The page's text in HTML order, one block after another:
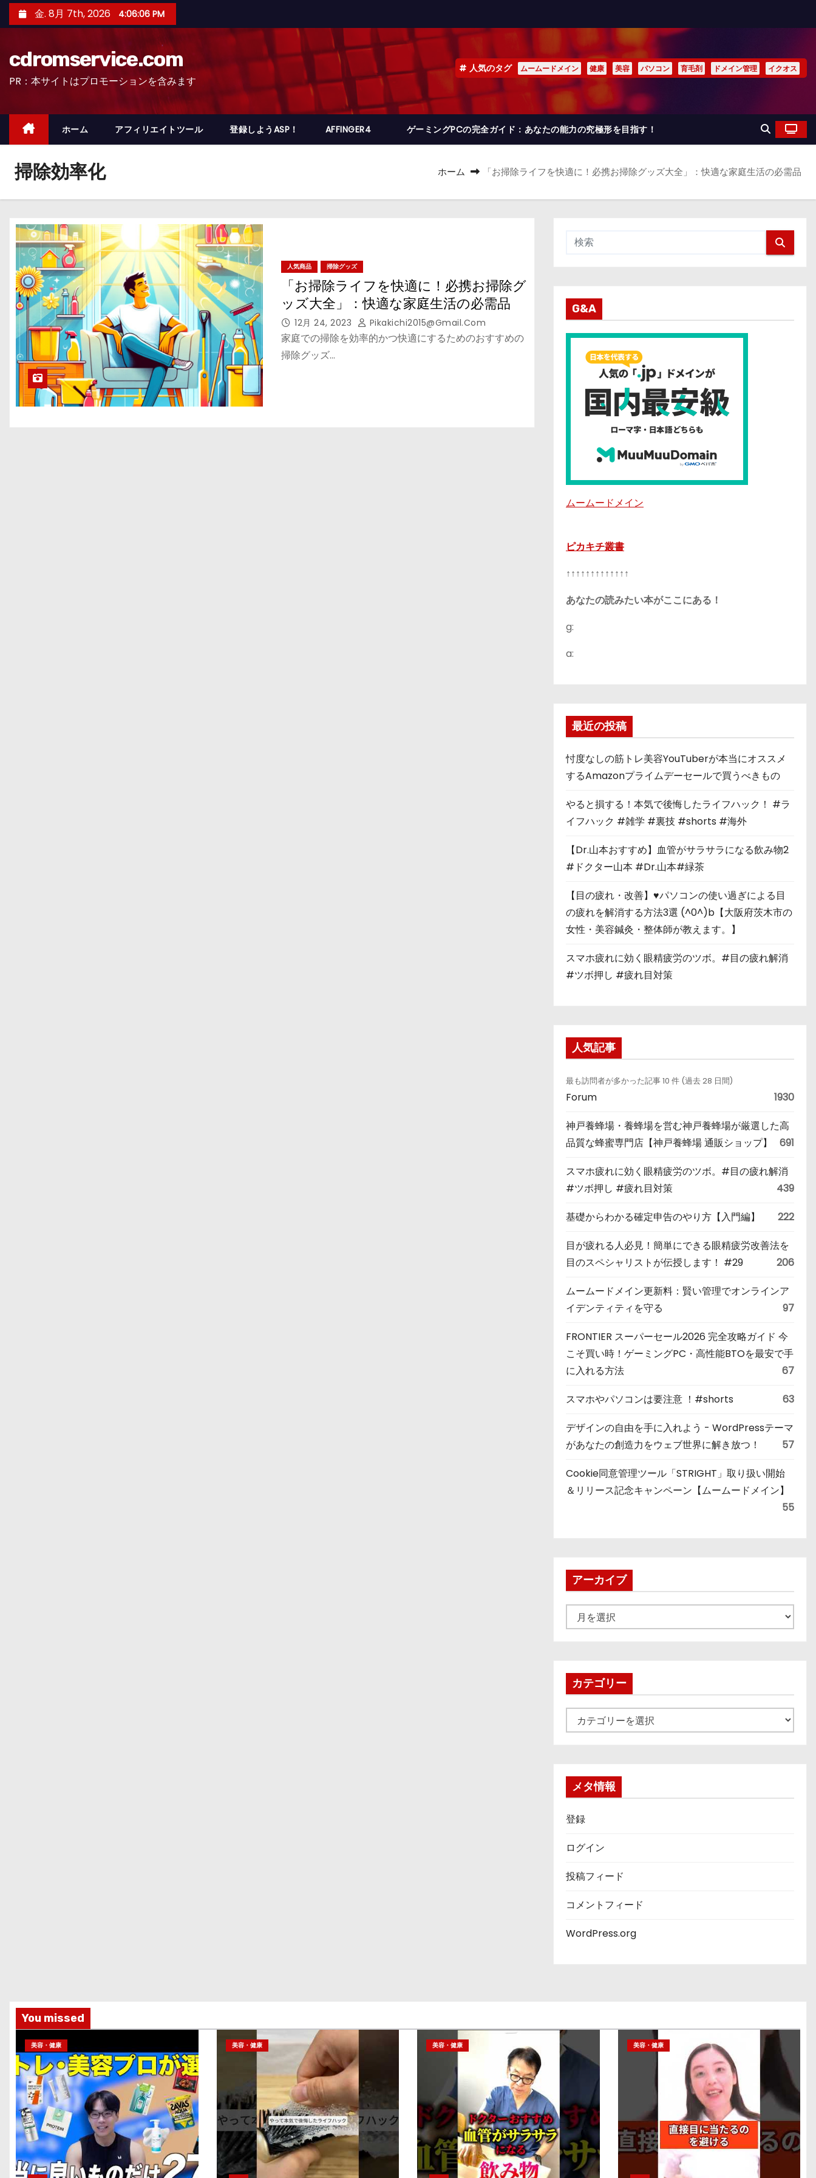
ン
ッ
金. 8月 7th, 2026 4:06:07 PM
cdromservice.com
PR：本サイトはプロモーションを含みます
人気のタグ ムームードメイン 健康 美容 パソコン 育毛剤 ドメイン管理 イクオス
ホーム アフィリエイトツール 登録しようASP！ AFFINGER4 ゲーミングPCの完全ガイド：あなたの能力の究極形を目指す！
掃除効率化 ホーム 「お掃除ライフを快適に！必携お掃除グッズ大全」：快適な家庭生活の必需品
人気商品 掃除グッズ
「お掃除ライフを快適に！必携お掃除グ
ッズ大全」：快適な家庭生活の必需品
12月 24, 2023 Pikakichi2015@gmail.com
家庭での掃除を効率的かつ快適にするためのおすすめの
掃除グッズ…
G&A
ムームードメイン
ピカキチ叢書
↑↑↑↑↑↑↑↑↑↑↑↑↑
あなたの読みたい本がここにある！
g:
a:
最近の投稿
忖度なしの筋トレ美容YouTuberが本当にオススメ
するAmazonプライムデーセールで買うべきもの
やると損する！本気で後悔したライフハック！ #ラ
イフハック #雑学 #裏技 #shorts #海外
【Dr.山本おすすめ】血管がサラサラになる飲み物2
#ドクター山本 #Dr.山本#緑茶
【目の疲れ・改善】♥パソコンの使い過ぎによる目
の疲れを解消する方法3選 (^0^)b【大阪府茨木市の
女性・美容鍼灸・整体師が教えます。】
スマホ疲れに効く眼精疲労のツボ。#目の疲れ解消
#ツボ押し #疲れ目対策
人気記事
最も訪問者が多かった記事 10 件 (過去 28 日間)
Forum 1930
神戸養蜂場・養蜂場を営む神戸養蜂場が厳選した高
品質な蜂蜜専門店【神戸養蜂場 通販ショップ】
691
スマホ疲れに効く眼精疲労のツボ。#目の疲れ解消
#ツボ押し #疲れ目対策
439
基礎からわかる確定申告のやり方【入門編】 222
目が疲れる人必見！簡単にできる眼精疲労改善法を
目のスペシャリストが伝授します！ #29
206
ムームードメイン更新料：賢い管理でオンラインア
イデンティティを守る
97
FRONTIER スーパーセール2026 完全攻略ガイド 今
こそ買い時！ゲーミングPC・高性能BTOを最安で手
に入れる方法
67
スマホやパソコンは要注意 ！#shorts 63
デザインの自由を手に入れよう - WordPressテーマ
があなたの創造力をウェブ世界に解き放つ！
57
Cookie同意管理ツール「STRIGHT」取り扱い開始
＆リリース記念キャンペーン【ムームードメイン】
55
アーカイブ
ー
ブカテゴリー
テ
メタ情報
登録
ログイン
投稿フィード
コメントフィード
WordPress.org
You missed
美容・健康 美容・健康 美容・健康 美容・健康